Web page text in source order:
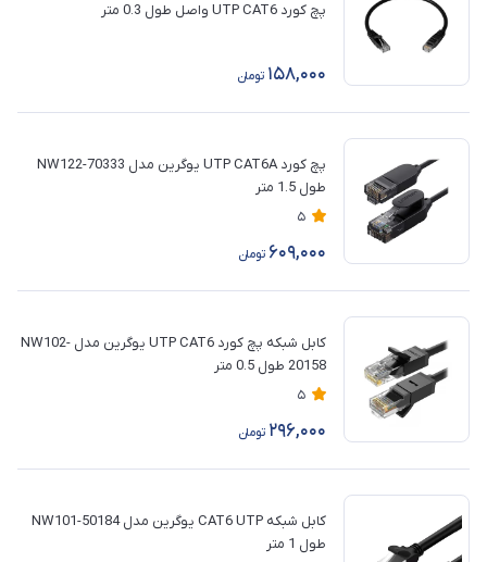
پچ کورد UTP CAT6 واصل طول 0.3 متر
158,000 تومان
پچ کورد UTP CAT6A یوگرین مدل 70333-NW122
طول 1.5 متر
5
609,000 تومان
کابل شبکه پچ کورد UTP CAT6 یوگرین مدل NW102-
20158 طول 0.5 متر
5
296,000 تومان
کابل شبکه CAT6 UTP یوگرین مدل NW101-50184
طول 1 متر